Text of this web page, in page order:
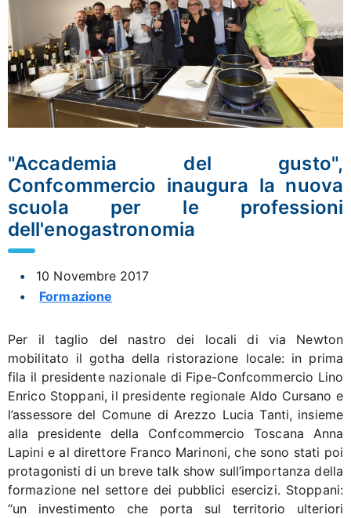
"Accademia del gusto",
Confcommercio inaugura la nuova
scuola per le professioni
dell'enogastronomia
10 Novembre 2017
Formazione
Per il taglio del nastro dei locali di via Newton
mobilitato il gotha della ristorazione locale: in prima
fila il presidente nazionale di Fipe-Confcommercio Lino
Enrico Stoppani, il presidente regionale Aldo Cursano e
l’assessore del Comune di Arezzo Lucia Tanti, insieme
alla presidente della Confcommercio Toscana Anna
Lapini e al direttore Franco Marinoni, che sono stati poi
protagonisti di un breve talk show sull’importanza della
formazione nel settore dei pubblici esercizi. Stoppani:
“un investimento che porta sul territorio ulteriori